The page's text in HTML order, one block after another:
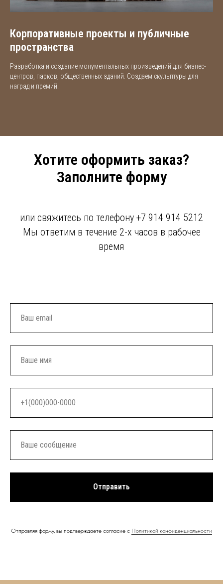
Корпоративные проекты и публичные
пространства
Разработка и создание монументальных произведений для бизнес-
центров, парков, общественных зданий. Создаем скульптуры для
наград и премий.
Хотите оформить заказ?
Заполните форму
или свяжитесь по телефону +7 914 914 5212
Мы ответим в течение 2-х часов в рабочее
время
Отправить
Отправляя форму, вы подтверждаете согласие с Политикой конфиденциальности